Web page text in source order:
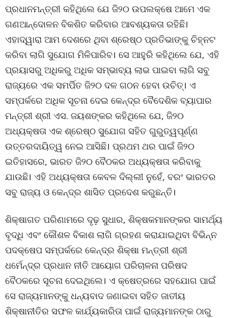
ପ୍ରଧାନମନ୍ତ୍ରୀ କହିଥିଲେ ଯେ ଜି୨୦ ଉପଲକ୍ଷେ ଆମେ ଏକ
ଗଣଆନ୍ଦୋଳନ ବିକଶିତ କରିବାର ଆବଶ୍ୟକତା ରହିଛି।
ଏହାଦ୍ୱାରା ଆମ ଦେଶରେ ଥିବା ଶ୍ରେଷ୍ଠ ପ୍ରତିଭାଙ୍କୁ ଚିହ୍ନଟ
କରିବା ଲାଗି ସୁଯୋଗ ମିଳିପାରିବ। ସେ ଆହୁରି କହିଥିଲେ ଯେ, ଏହି
ପ୍ରୟାସରୁ ଅଧିକରୁ ଅଧିକ ସମ୍ଭାବ୍ୟ ଲାଭ ପାଇବା ଲାଗି ସବୁ
ରାଜ୍ୟରେ ଏକ ସମର୍ପିତ ଜି୨୦ ଦଳ ଗଠନ ହେବା ଉଚିତ୍‌। ଏ
ସମ୍ପର୍କରେ ଅଧିକ ସୂଚନା ଦେଇ କେନ୍ଦ୍ର ବୈଦେଶିକ ବ୍ୟାପାର
ମନ୍ତ୍ରୀ ଶ୍ରୀ ଏସ. ଜୟଶଙ୍କର କହିଥିଲେ ଯେ, ଜି୨୦
ଅଧ୍ୟକ୍ଷତା ଏକ ଶ୍ରେଷ୍ଠ ସୁଯୋଗ ସହିତ ଗୁରୁତ୍ୱପୂର୍ଣ୍ଣ
ଉତ୍ତରଦାୟିତ୍ୱ ନେଇ ଆସିଛି। ପ୍ରଥମ ଥର ପାଇଁ ଜି୨୦
ଇତିହାସରେ, ଭାରତ ଜି୨୦ ବୈଠକର ଅଧ୍ୟକ୍ଷତା କରିବାକୁ
ଯାଉଛି। ଏହି ଅଧ୍ୟକ୍ଷତା କେବଳ ଦିଲ୍ଲୀ ନୁହେଁ, ବରଂ ଭାରତର
ସବୁ ରାଜ୍ୟ ଓ କେନ୍ଦ୍ର ଶାସିତ ପ୍ରଦେଶ କରୁଛନ୍ତି।
ଶିକ୍ଷାଗତ ପରିଣାମରେ ଦୃଢ଼ ସୁଧାର, ଶିକ୍ଷକମାନଙ୍କର ସାମର୍ଥ୍ୟ
ବୃଦ୍ଧି ଏବଂ କୌଶଳ ବିକାଶ ଲାଗି ଗ୍ରହଣ କରାଯାଇଥିବା ବିଭିନ୍ନ
ପଦକ୍ଷେପ ସମ୍ପର୍କରେ କେନ୍ଦ୍ର ଶିକ୍ଷା ମନ୍ତ୍ରୀ ଶ୍ରୀ
ଧର୍ମେନ୍ଦ୍ର ପ୍ରଧାନ ନୀତି ଆୟୋଗ ପରିଚାଳନା ପରିଷଦ
ବୈଠକରେ ସୂଚନା ଦେଇଥିଲେ। ଏ କ୍ଷେତ୍ରରେ ସହଯୋଗ ପାଇଁ
ସେ ରାଜ୍ୟମାନଙ୍କୁ ଧନ୍ୟବାଦ ଜଣାଇବା ସହିତ ଜାତୀୟ
ଶିକ୍ଷାନୀତିର ସଫଳ କାର୍ଯ୍ୟକାରିତା ପାଇଁ ରାଜ୍ୟମାନଙ୍କ ଠାରୁ